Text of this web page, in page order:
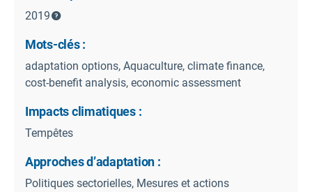
2019
Mots-clés :
adaptation options, Aquaculture, climate finance,
cost-benefit analysis, economic assessment
Impacts climatiques :
Tempêtes
Approches d’adaptation :
Politiques sectorielles, Mesures et actions